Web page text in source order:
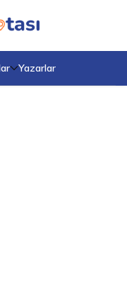
Yazarlar
Konular